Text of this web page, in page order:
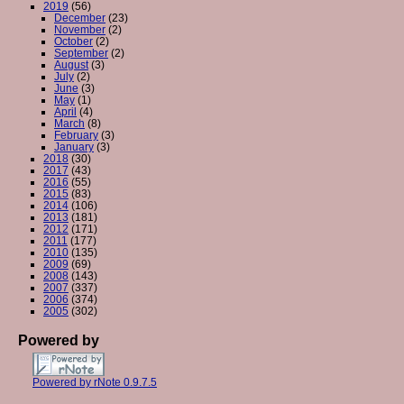
2019 (56)
December (23)
November (2)
October (2)
September (2)
August(3)
July (2)
June (3)
May (1)
April (4)
March (8)
February (3)
January (3)
2018 (30)
2017 (43)
2016 (55)
2015 (83)
2014 (106)
2013 (181)
2012 (171)
2011 (177)
2010 (135)
2009 (69)
2008 (143)
2007 (337)
2006 (374)
2005 (302)
Powered by
Powered by rNote 0.9.7.5